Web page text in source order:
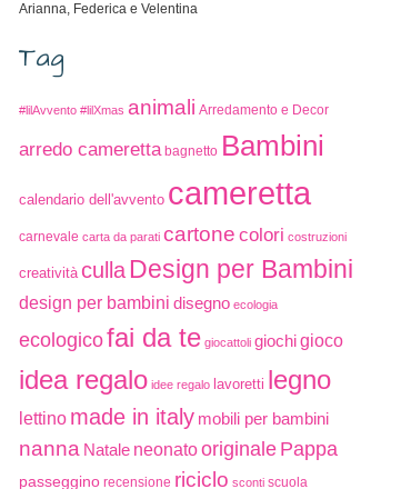
Arianna, Federica e Velentina
Tag
#lilAvvento #lilXmas animali Arredamento e Decor
arredo cameretta bagnetto Bambini
calendario dell'avvento cameretta
carnevale carta da parati cartone colori costruzioni
creatività culla Design per Bambini
design per bambini disegno ecologia
ecologicofai da te giocattoli giochigioco
idea regalo idee regalo lavoretti legno
lettino made in italy mobili per bambini
nanna Natale neonatooriginale Pappa
passeggino recensione riciclo sconti scuola